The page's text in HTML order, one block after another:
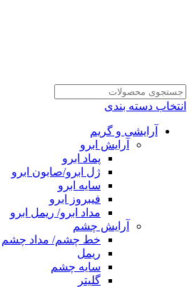
انتخاب دسته بندی
آرایشی و گریم
آرایش ابرو
پماد ابرو
ژل ابرو/صابون ابرو
سایه ابرو
فیبروز ابرو
مداد ابرو/ ریمل ابرو
آرایش چشم
خط چشم/ مداد چشم
ریمل
سایه چشم
گلیتر